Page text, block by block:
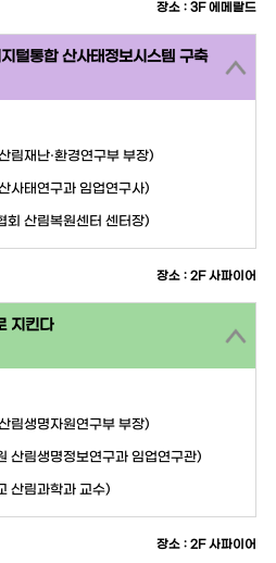
장소 : 3F 에메랄드
털통합 산사태정보시스템 구축
림재난·환경연구부 부장)
사태연구과 임업연구사)
회 산림복원센터 센터장)
장소 : 2F 사파이어
지킨다
림생명자원연구부 부장)
산림생명정보연구과 임업연구관)
산림과학과 교수)
장소 : 2F 사파이어